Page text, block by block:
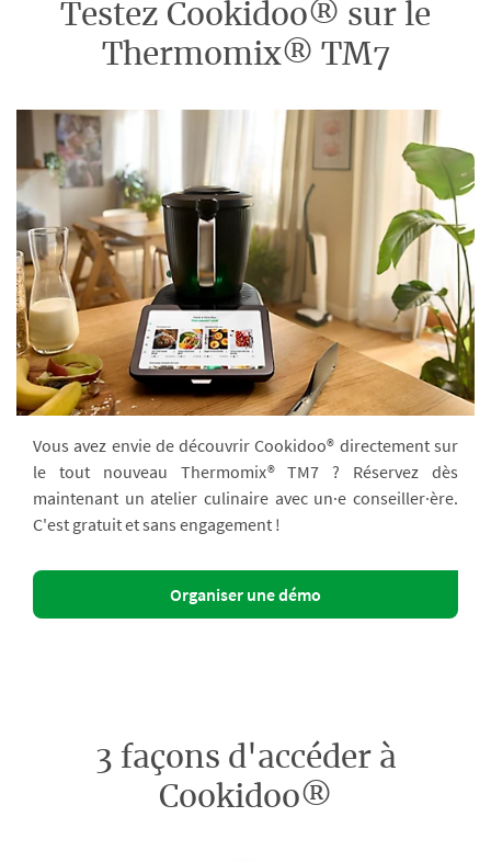
Testez Cookidoo® sur le
Thermomix® TM7
Vous avez envie de découvrir Cookidoo® directement sur
le tout nouveau Thermomix® TM7 ? Réservez dès
maintenant un atelier culinaire avec un·e conseiller·ère.
C'est gratuit et sans engagement !
Organiser une démo
3 façons d'accéder à
Cookidoo®